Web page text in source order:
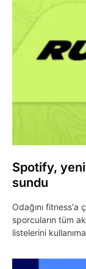
Spotify, yeni
sundu
Odağını fitness'a
sporcuların tüm
listelerini